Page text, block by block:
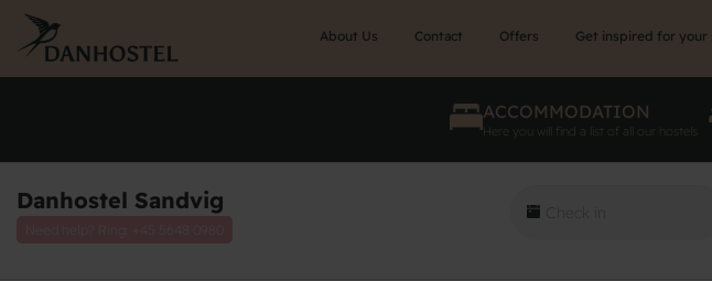
main
content
About Us Contact Offers Get inspired for your
ACCOMMODATION
Here you will find a list of all our hostels
Danhostel Sandvig